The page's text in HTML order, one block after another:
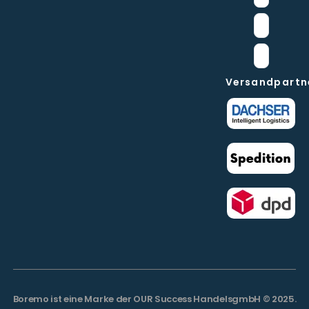
Boremo ist eine Marke der OUR Success HandelsgmbH © 2025.